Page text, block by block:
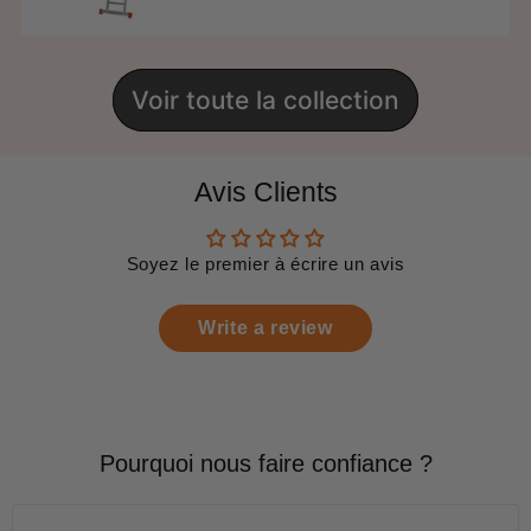
Voir toute la collection
Avis Clients
Soyez le premier à écrire un avis
Write a review
Pourquoi nous faire confiance ?